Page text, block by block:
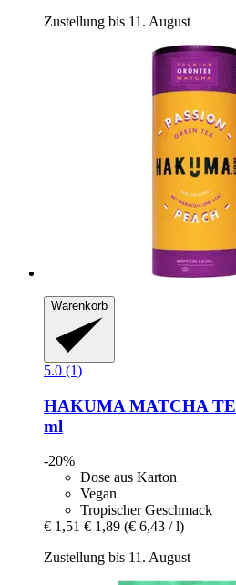
Zustellung bis 11. August
Warenkorb
5.0 (1)
HAKUMA MATCHA
ml
-20%
Dose aus Karton
Vegan
Tropischer Geschmack
€ 1,51 € 1,89 (€ 6,43 / l)
Zustellung bis 11. August